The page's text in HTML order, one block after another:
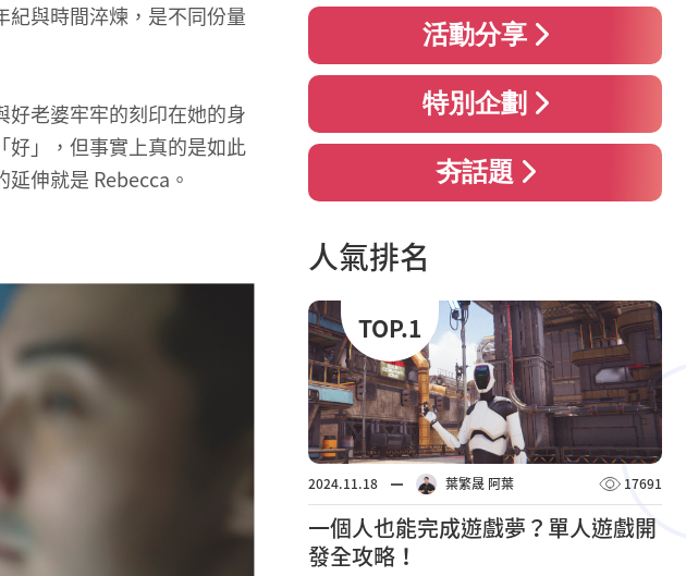
與時間淬煉，是不同份量
老婆牢牢的刻印在她的身
好」，但事實上真的是如此
伸就是 Rebecca。
活動分享
特別企劃
夯話題
人氣排名
TOP.1
一個人也能完成遊戲夢？單人遊戲開
發全攻略！
2024.11.18 葉繁晟 阿葉 17691